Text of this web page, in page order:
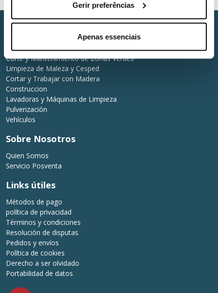
Gerir preferências
Apenas essenciais
Categorías Principales
Actividades y Mantenimiento del Suelo
Corte y Mantenimiento de Zonas Verdes
Limpieza de Maleza y Cesped
Cortar y Trabajar con Madera
Construccion
Lavadoras y Máquinas de Limpieza
Pulverización
Vehículos
Sobre Nosotros
Quien Somos
Servicio Posventa
Links útiles
Métodos de pago
política de privacidad
Términos y condiciones
Resolución de disputas
Pedidos y envíos
Política de cookies
Derecho a ser olvidado
Portabilidad de datos